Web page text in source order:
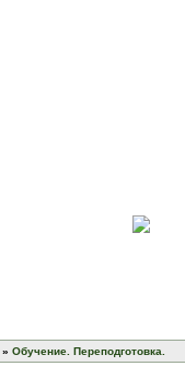
» Обучение. Переподготовка.